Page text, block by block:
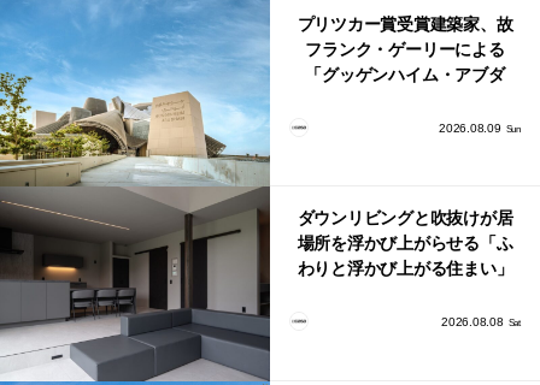
プリツカー賞受賞建築家、故
フランク・ゲーリーによる
「グッゲンハイム・アブダ
2026.08.09 Sun
ダウンリビングと吹抜けが居
場所を浮かび上がらせる「ふ
わりと浮かび上がる住まい」
2026.08.08 Sat